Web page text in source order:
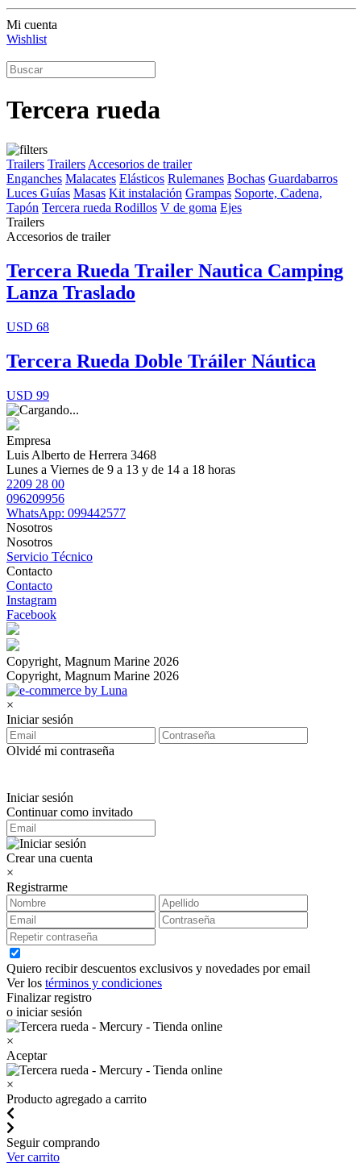
Mi cuenta
Wishlist
Tercera rueda
Trailers Trailers Accesorios de trailer
Enganches Malacates Elásticos Rulemanes Bochas Guardabarros
Luces Guías Masas Kit instalación Grampas Soporte, Cadena,
Tapón Tercera rueda Rodillos V de goma Ejes
Trailers
Accesorios de trailer
Tercera Rueda Trailer Nautica Camping
Lanza Traslado
USD 68
Tercera Rueda Doble Tráiler Náutica
USD 99
Empresa
Luis Alberto de Herrera 3468
Lunes a Viernes de 9 a 13 y de 14 a 18 horas
2209 28 00
096209956
WhatsApp: 099442577
Nosotros
Nosotros
Servicio Técnico
Contacto
Contacto
Instagram
Facebook
Copyright, Magnum Marine 2026
Copyright, Magnum Marine 2026
×
Iniciar sesión
Olvidé mi contraseña
Iniciar sesión
Continuar como invitado
Crear una cuenta
×
Registrarme
Quiero recibir descuentos exclusivos y novedades por email
Ver los términos y condiciones
Finalizar registro
o iniciar sesión
×
Aceptar
×
Producto agregado a carrito
Seguir comprando
Ver carrito